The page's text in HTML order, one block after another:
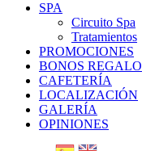
SPA
Circuito Spa
Tratamientos
PROMOCIONES
BONOS REGALO
CAFETERÍA
LOCALIZACIÓN
GALERÍA
OPINIONES